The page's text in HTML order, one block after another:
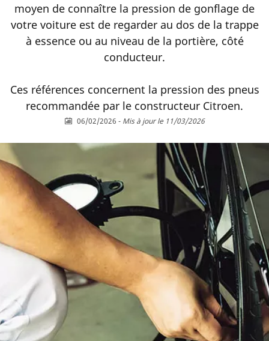
moyen de connaître la pression de gonflage de
votre voiture est de regarder au dos de la trappe
à essence ou au niveau de la portière, côté
conducteur.
Ces références concernent la pression des pneus
recommandée par le constructeur Citroen.
06/02/2026 - Mis à jour le 11/03/2026